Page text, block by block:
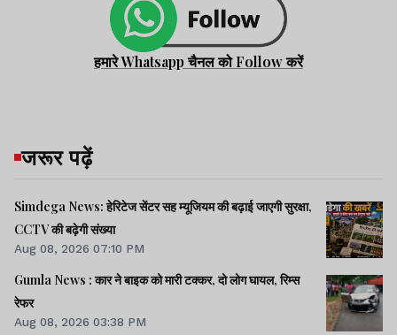
हमारे Whatsapp चैनल को Follow करें
जरूर पढ़ें
Simdega News: हेरिटेज सेंटर सह म्यूजियम की बढ़ाई जाएगी सुरक्षा,
CCTV की बढ़ेगी संख्या
Aug 08, 2026 07:10 PM
Gumla News : कार ने बाइक को मारी टक्कर, दो लोग घायल, रिम्स
रेफर
Aug 08, 2026 03:38 PM